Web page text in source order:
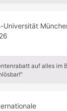
Universität
auf alles im